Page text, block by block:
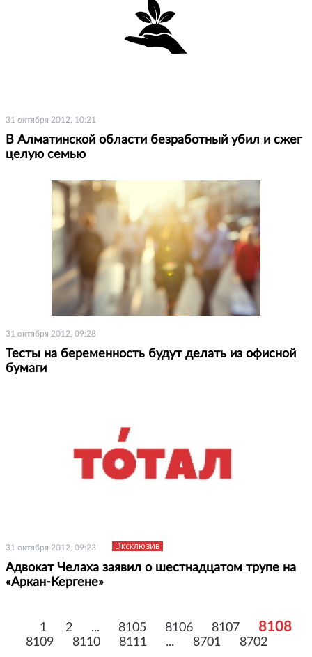
31 октября 2012, 10:21
В Алматинской области безработный убил и сжег
целую семью
31 октября 2012, 09:28
Тесты на беременность будут делать из офисной
бумаги
31 октября 2012, 09:23 Эксклюзив
Адвокат Челаха заявил о шестнадцатом трупе на
«Аркан-Кергене»
1 2 ... 8105 8106 8107 8108
8109 8110 8111 ... 8701 8702